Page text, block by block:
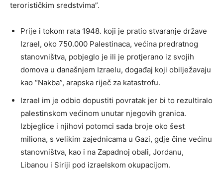
terorističkim sredstvima”.
Prije i tokom rata 1948. koji je pratio stvaranje države
Izrael, oko 750.000 Palestinaca, većina predratnog
stanovništva, pobjeglo je ili je protjerano iz svojih
domova u današnjem Izraelu, događaj koji obilježavaju
kao “Nakba”, arapska riječ za katastrofu.
Izrael im je odbio dopustiti povratak jer bi to rezultiralo
palestinskom većinom unutar njegovih granica.
Izbjeglice i njihovi potomci sada broje oko šest
miliona, s velikim zajednicama u Gazi, gdje čine većinu
stanovništva, kao i na Zapadnoj obali, Jordanu,
Libanou i Siriji pod izraelskom okupacijom.